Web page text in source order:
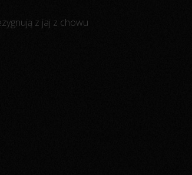
z jaj z chowu